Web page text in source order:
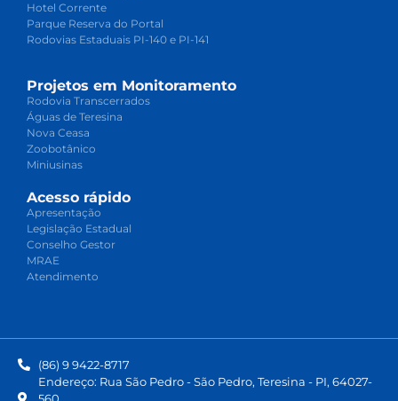
Hotel Corrente
Parque Reserva do Portal
Rodovias Estaduais PI-140 e PI-141
Projetos em Monitoramento
Rodovia Transcerrados
Águas de Teresina
Nova Ceasa
Zoobotânico
Miniusinas
Acesso rápido
Apresentação
Legislação Estadual
Conselho Gestor
MRAE
Atendimento
(86) 9 9422-8717
Endereço: Rua São Pedro - São Pedro, Teresina - PI, 64027-
560